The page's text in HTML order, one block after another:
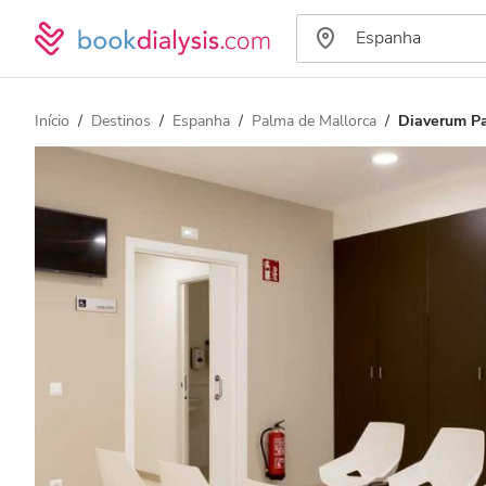
Início Destinos Espanha Palma de Mallorca Diaverum